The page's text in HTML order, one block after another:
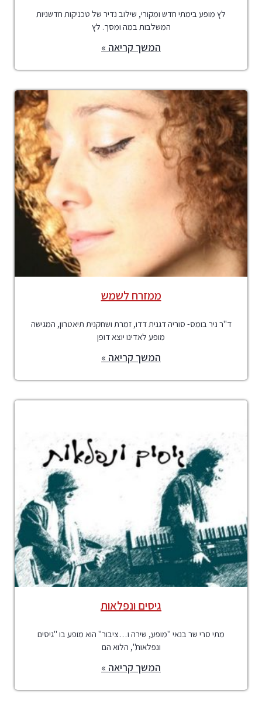
לץ מופע בימתי חדש ומקורי, שילוב נדיר של טכניקות חדשניות
המשלבות במה ומסך. לץ
המשך קריאה »
ממזרח לשמש
ד"ר ניר בומס- סוריה דגנית דדו, זמרת ושחקנית תיאטרון, המגישה
מופע לאדינו יוצא דופן
המשך קריאה »
גיסים ונפלאות
מתי סרי שר בנאי "מופע, שירה ו…ציבור" הוא מופע בו "גיסים
ונפלאות", הלוא הם
המשך קריאה »